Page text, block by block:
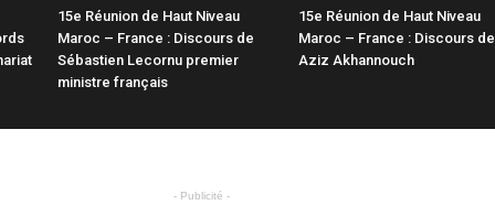
15e Réunion de Haut Niveau
Maroc – France : Discours de
Sébastien Lecornu premier
ministre français
15e Réunion de Haut Niveau
Maroc – France : Discours de
Aziz Akhannouch
- Publicité -